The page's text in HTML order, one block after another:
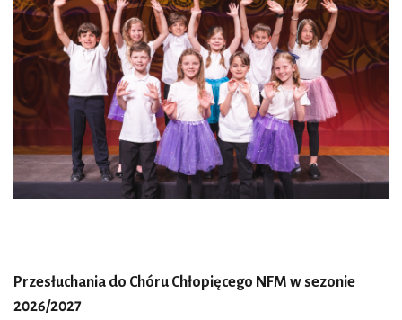
Przesłuchania do Chóru Chłopięcego NFM w sezonie
2026/2027